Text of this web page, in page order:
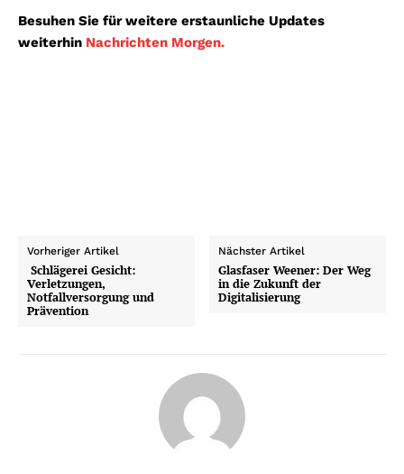
Besuhen Sie für weitere erstaunliche Updates
weiterhin Nachrichten Morgen.
Vorheriger Artikel
Schlägerei Gesicht:
Verletzungen,
Notfallversorgung und
Prävention
Nächster Artikel
Glasfaser Weener: Der Weg
in die Zukunft der
Digitalisierung